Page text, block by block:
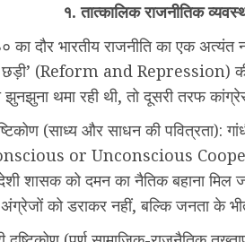
१. तात्कालिक राजनीतिक
का दौर भारतीय राजनीति का एक
(Reform and Repression) की
झुनझुना थमा रही थी, तो दूसरी तरफ
(साध्य और साधन की पवित्रता):
or Unconscious
शासक को दमन का नैतिक बहाना मिल
अंग्रेजों को डराकर नहीं, बल्कि जनता के